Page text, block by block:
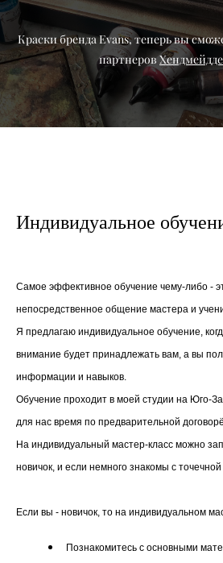
Краски бренда Evans, теперь вы
партнеров
Индивидуальное
Самое эффективное обучение чему-либо -
непосредственное общение мастера и
Я предлагаю индивидуальное обучение,
внимание будет принадлежать вам, а вы
информации и навыков.
Обучение проходит в моей студии на Юго-
для нас время по предварительной
На индивидуальный мастер-класс можно
новичок, и если немного знакомы с
Если вы - новичок, то на индивидуальном
Познакомитесь с основными